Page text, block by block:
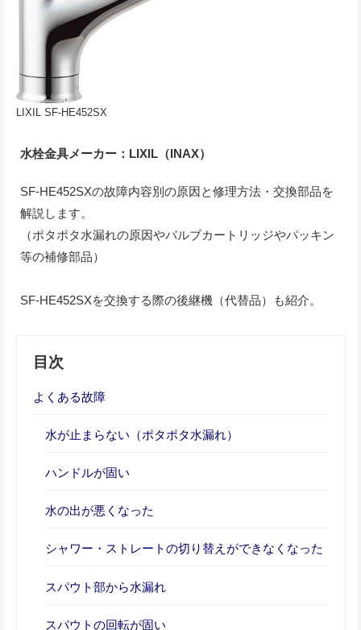
LIXIL SF-HE452SX
水栓金具メーカー：LIXIL（INAX）
SF-HE452SXの故障内容別の原因と修理方法・交換部品を
解説します。
（ポタポタ水漏れの原因やバルブカートリッジやパッキン
等の補修部品）
SF-HE452SXを交換する際の後継機（代替品）も紹介。
目次
よくある故障
水が止まらない（ポタポタ水漏れ）
ハンドルが固い
水の出が悪くなった
シャワー・ストレートの切り替えができなくなった
スパウト部から水漏れ
スパウトの回転が固い